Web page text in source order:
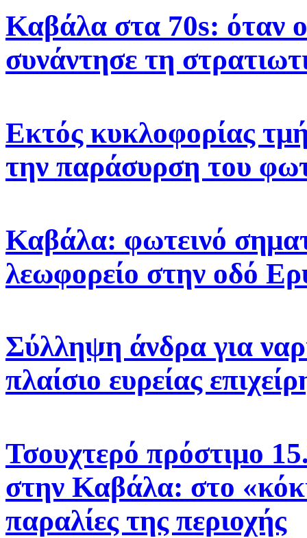
Καβάλα στα 70s: όταν
συνάντησε τη
Εκτός κυκλοφορίας
την παράσυρση του
Καβάλα: φωτεινό
λεωφορείο στην οδό
Σύλληψη άνδρα για
πλαίσιο ευρείας
Τσουχτερό πρόστιμο
στην Καβάλα: στο
παραλίες της περιοχής